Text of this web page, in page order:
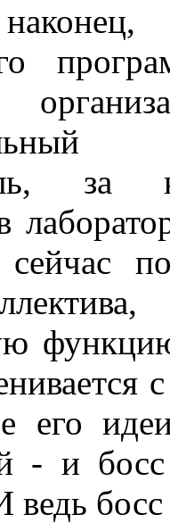
сейчас
его
- и